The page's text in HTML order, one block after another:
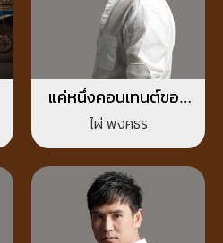
แค่หนึ่งคอนเทนต์ของ
ไผ่ พงศธร